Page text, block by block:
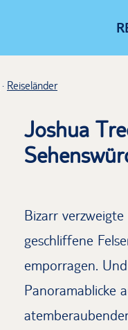
Reiseländer
Joshua
Bizarr
geschliffene
emporragen.
Panoramablicke